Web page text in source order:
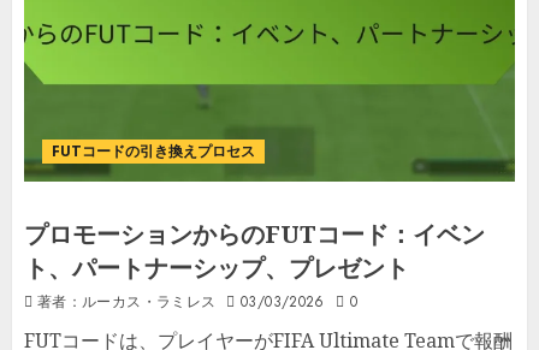
FUTコードの引き換えプロセス
プロモーションからのFUTコード：イベン
ト、パートナーシップ、プレゼント
著者：ルーカス・ラミレス 03/03/2026 0
FUTコードは、プレイヤーがFIFA Ultimate Teamで報酬